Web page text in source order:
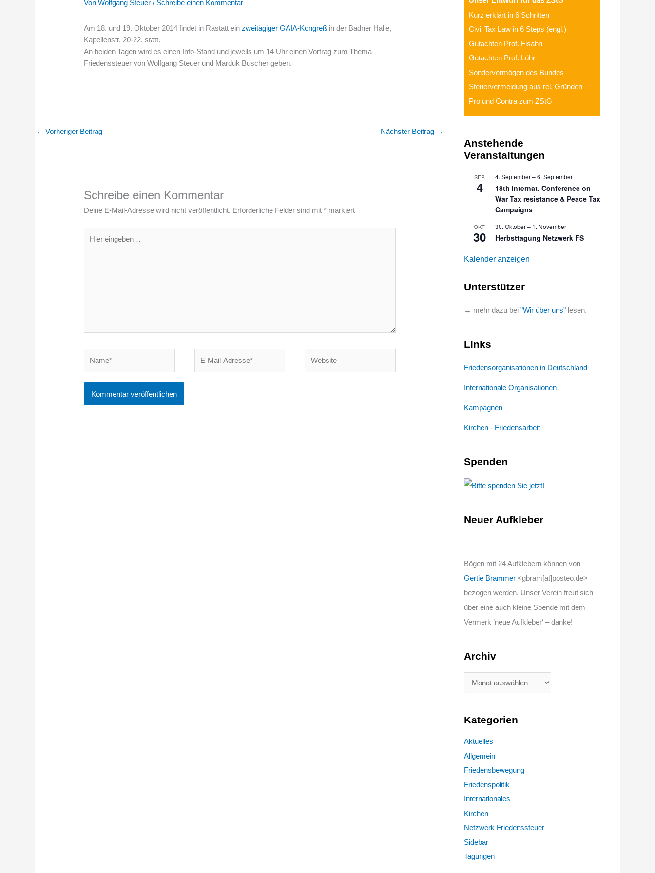
VonWolfgang Steuer/ Schreibe einen Kommentar
Am 18. und 19. Oktober 2014 findet in Rastatt einzweitägiger GAIA-Kongreß in der Badner Halle,
Kapellenstr. 20-22, statt.
An beiden Tagen wird es einen Info-Stand und jeweils um 14 Uhr einen Vortrag zum Thema
Friedenssteuer von Wolfgang Steuer und Marduk Buscher geben.
← Vorheriger Beitrag Nächster Beitrag →
Schreibe einen Kommentar
Deine E-Mail-Adresse wird nicht veröffentlicht. Erforderliche Felder sind mit* markiert
eingeben…
Mail-
Kurz erklärt in 6 Schritten
Civil Tax Law in 6 Steps (engl.)
Gutachten Prof. Fisahn
Gutachten Prof. Löhr
Sondervermögen des Bundes
Steuervermeidung aus rel. Gründen
Pro und Contra zum ZStG
Anstehende
Veranstaltungen
SEP.
4
4. September–6. September
18th Internat. Conference on
War Tax resistance & Peace Tax
Campaigns
OKT.
30
30. Oktober– 1. November
Herbsttagung Netzwerk FS
Kalender anzeigen
Unterstützer
→ mehr dazu bei "Wir über uns" lesen.
Links
Friedensorganisationen in Deutschland
Internationale Organisationen
Kampagnen
Kirchen - Friedensarbeit
Spenden
Neuer Aufkleber
Bögen mit 24 Aufklebern können von
Gertie Brammer <gbram[at]posteo.de>
bezogen werden. Unser Verein freut sich
über eine auch kleine Spende mit dem
Vermerk ’neue Aufkleber‘ – danke!
Archiv
Kategorien
Aktuelles
Allgemein
Friedensbewegung
Friedenspolitik
Internationales
Kirchen
Netzwerk Friedenssteuer
Sidebar
Tagungen